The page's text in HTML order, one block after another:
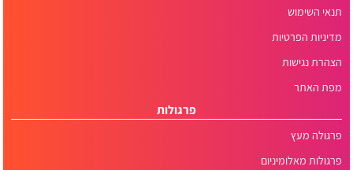
תנאי השימוש
מדיניות הפרטיות
הצהרת נגישות
מפת האתר
פרגולות
פרגולה מעץ
פרגולות מאלומיניום